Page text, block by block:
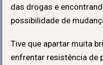
das drogas e
possibilidade de
Tive que apartar muita
enfrentar resistência de